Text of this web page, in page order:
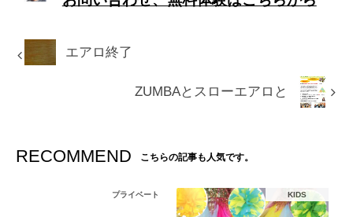
エアロ終了
ZUMBAとスローエアロと
RECOMMEND こちらの記事も人気です。
プライベート KIDS